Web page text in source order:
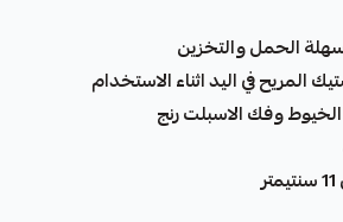
الحمل والتخزين
المريح في اليد اثناء الاستخدام
وفك الاسبلت رنج